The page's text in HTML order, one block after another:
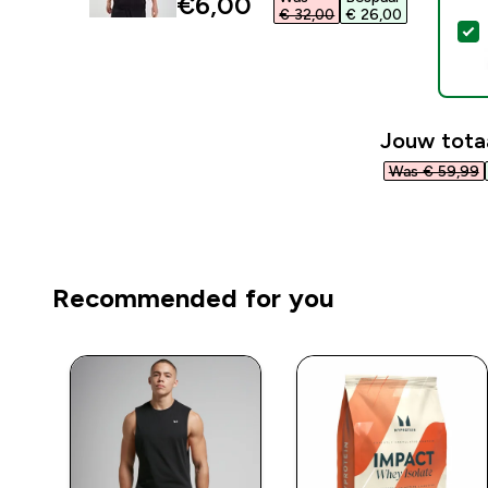
€ 32,00‎
€ 26,00‎
Jouw
Was € 59,99‎
Recommended for you